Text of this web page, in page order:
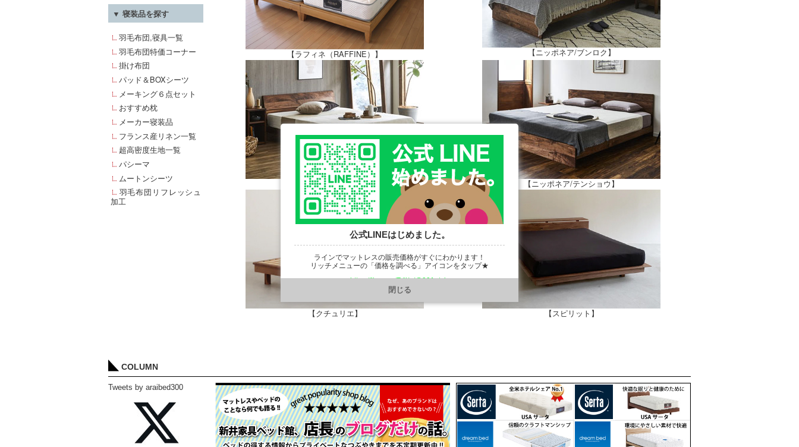
▼ 寝装品を探す
羽毛布団,寝具一覧
羽毛布団特価コーナー
掛け布団
パッド＆BOXシーツ
メーキング６点セット
おすすめ枕
メーカー寝装品
フランス産リネン一覧
超高密度生地一覧
パシーマ
ムートンシーツ
羽毛布団リフレッシュ
加工
【ラフィネ（RAFFINE）】 【ニッポネア/ブンロク】
【ニッポネア/ケイチョウ】 【ニッポネア/テンショウ】
【クチュリエ】 【スピリット】
COLUMN
Tweets by araibed300
公式LINEはじめました。
ラインでマットレスの販売価格がすぐにわかります！
リッチメニューの「価格を調べる」アイコンをタップ★
閉じる